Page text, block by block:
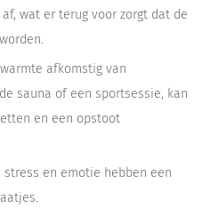
wat er terug voor zorgt dat de
afkomstig van
sauna of een sportsessie, kan
en een opstoot
: stress en emotie hebben een